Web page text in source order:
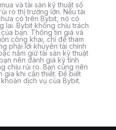
và tài sản kỹ thuật số
ro thị trường lớn. Nếu tài
có trên Bybit, nó có
lai. Bybit không chịu trách
bạn. Thông tin giá và
công khai, chỉ để tham
phải lời khuyên tài chính
nắm giữ tài sản kỹ thuật
nên đánh giá kỹ tình
chịu rủi ro. Bạn cũng nên
gia khi cần thiết. Để biết
dịch vụ của Bybit.